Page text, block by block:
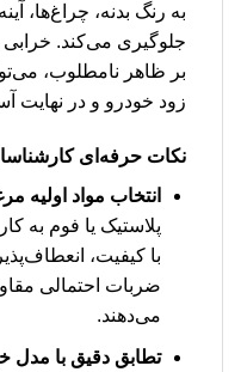
به رنگ بدنه، چراغ‌ها،
جلوگیری می‌کند. خرابی
بر ظاهر نامطلوب،
زود خودرو و در
نکات حرفه‌ای
انتخاب مواد اولیه
پلاستیک یا فوم به
با کیفیت،
ضربات احتمالی
می‌دهند.
تطابق دقیق با مدل